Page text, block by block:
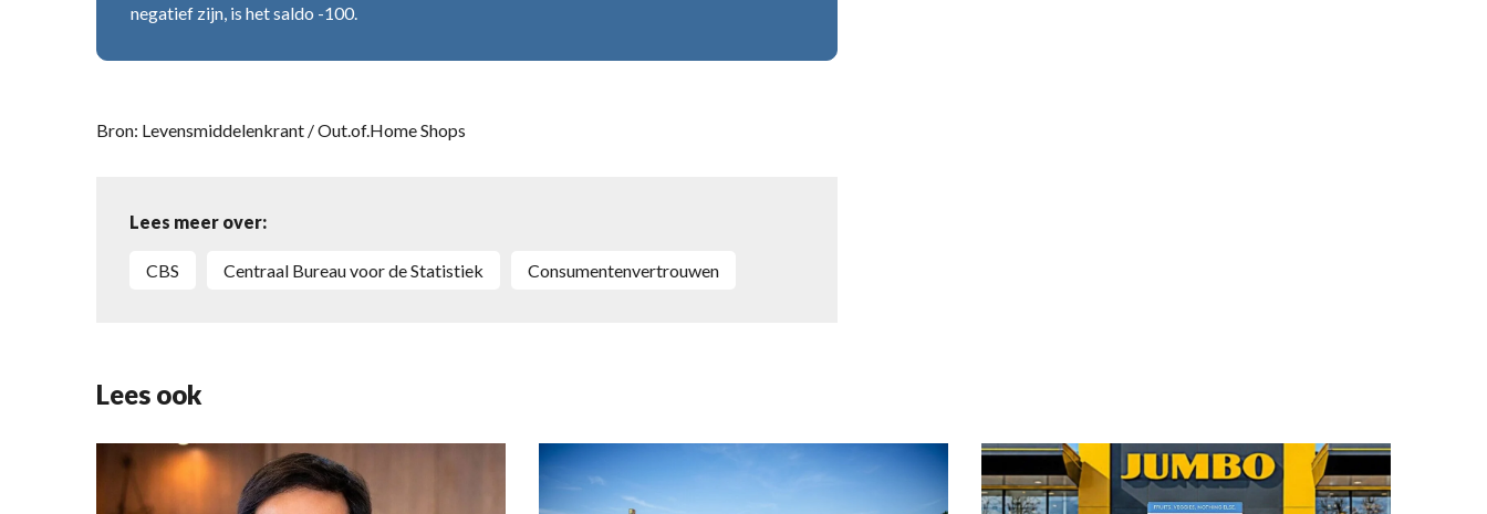
negatief zijn, is het saldo -100.
Bron: Levensmiddelenkrant / Out.of.Home Shops
Lees meer over:
CBS Centraal Bureau voor de Statistiek consumentenvertrouwen
Lees ook